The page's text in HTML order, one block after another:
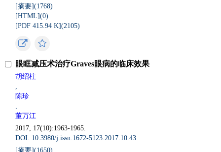
[摘要](1768)
[HTML](0)
[PDF 415.94 K](2105)
眼眶减压术治疗Graves眼病的临床效果
胡绍柱
,
陈珍
,
董万江
2017, 17(10):1963-1965.
DOI: 10.3980/j.issn.1672-5123.2017.10.43
[摘要](1650)